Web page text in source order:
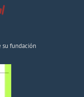
su fundación